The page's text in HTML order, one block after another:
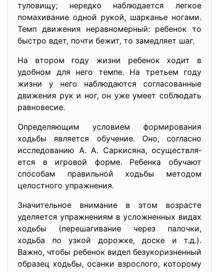
туловищу; нередко наблюдается легкое
помахивание одной рукой, шарканье ногами.
Темп движения нерав­номерный: ребенок то
быстро вдет, почти бежит, то замедляет шаг.
На втором году жизни ребенок ходит в
удобном для него темпе. На третьем году
жизни у него наблюдаются согласованные
движе­ния рук и ног, он уже умеет соблюдать
равновесие.
Определяющим условием формирования
ходьбы является обу­чение. Оно, согласно
исследованию А. А. Саркисяна, осуществля­
ется в игровой форме. Ребенка обучают
способам правильной ходьбы методом
целостного упражнения.
Значительное внимание в этом возрасте
уделяется упражнениям в усложненных видах
ходь­бы (перешагивание через палочки,
ходьба по узкой дорожке, доске и т.д.).
Важно, чтобы ребенок видел безукоризненный
образец ходьбы, осанки взрослого, которому